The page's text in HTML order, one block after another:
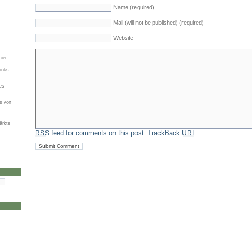
–
von
Name (required)
Mail (will not be published) (required)
Website
RSS feed for comments on this post. TrackBack URI